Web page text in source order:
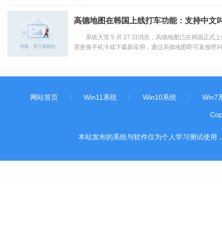
高德地图在韩国上线打车功能：支持中文
系统天堂 5 月 27 日消息，高德地图已在韩国正式上
需更换手机卡或下载新应用，通过高德地图即可直接呼
网站首页 Win11系统 Win10系统 Win7
本站发布的系统与软件仅为个人学习测试使用